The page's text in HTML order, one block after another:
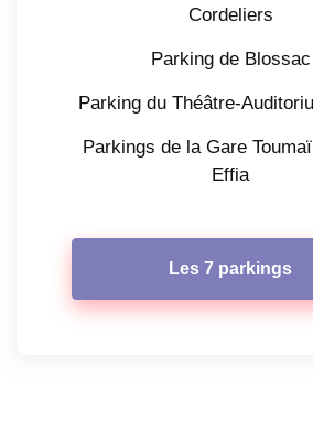
Cordeliers
Parking de Blossac
Parking du Théâtre-
Parkings de la Gare
Effia
Les 7 parkings